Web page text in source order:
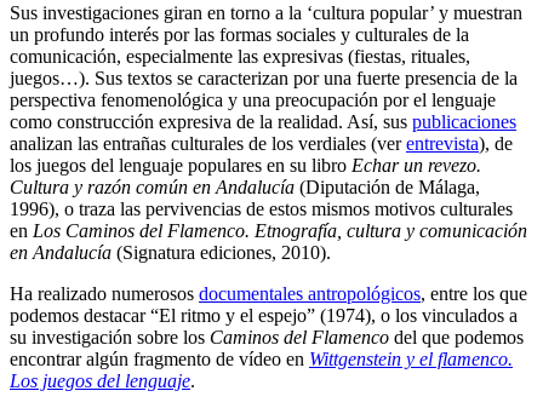
Sus investigaciones giran en torno a la ‘cultura popular’ y muestran
un profundo interés por las formas sociales y culturales de la
comunicación, especialmente las expresivas (fiestas, rituales,
juegos…). Sus textos se caracterizan por una fuerte presencia de la
perspectiva fenomenológica y una preocupación por el lenguaje
como construcción expresiva de la realidad. Así, sus publicaciones
analizan las entrañas culturales de los verdiales (verentrevista), de
los juegos del lenguaje populares en su libro Echar un revezo.
Cultura y razón común en Andalucía (Diputación de Málaga,
1996), o traza las pervivencias de estos mismos motivos culturales
en Los Caminos del Flamenco. Etnografía, cultura y comunicación
en Andalucía (Signatura ediciones, 2010).
Ha realizado numerosos documentales antropológicos, entre los que
podemos destacar “El ritmo y el espejo” (1974), o los vinculados a
su investigación sobre los Caminos del Flamenco del que podemos
encontrar algún fragmento de vídeo en Wittgenstein y el flamenco.
Los juegos del lenguaje.